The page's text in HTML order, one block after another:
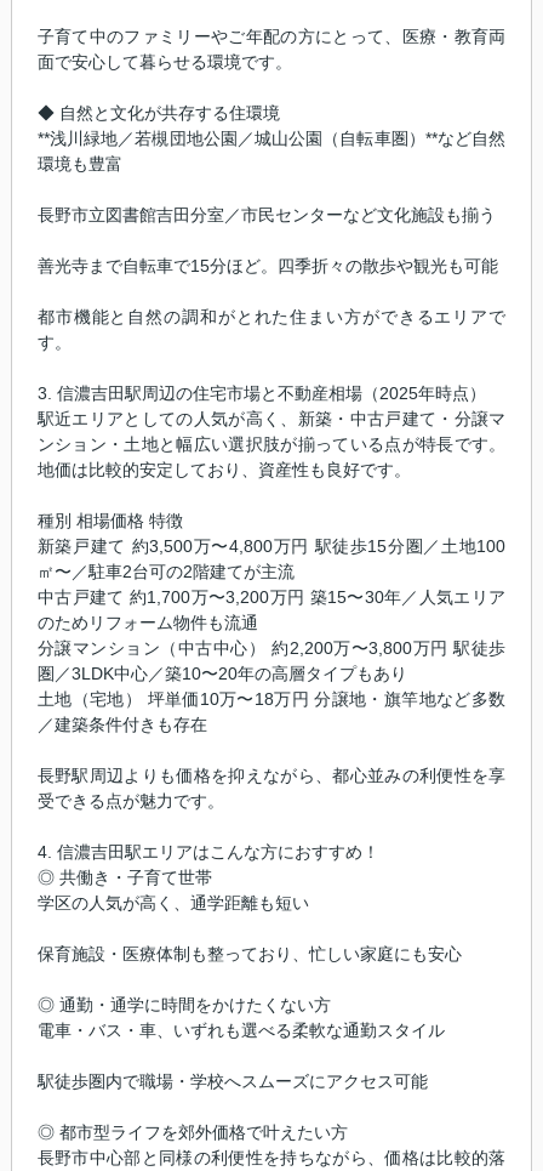
子育て中のファミリーやご年配の方にとって、医療・教育両
面で安心して暮らせる環境です。
◆ 自然と文化が共存する住環境
**浅川緑地／若槻団地公園／城山公園（自転車圏）**など自然
環境も豊富
長野市立図書館吉田分室／市民センターなど文化施設も揃う
善光寺まで自転車で15分ほど。四季折々の散歩や観光も可能
都市機能と自然の調和がとれた住まい方ができるエリアで
す。
3. 信濃吉田駅周辺の住宅市場と不動産相場（2025年時点）
駅近エリアとしての人気が高く、新築・中古戸建て・分譲マ
ンション・土地と幅広い選択肢が揃っている点が特長です。
地価は比較的安定しており、資産性も良好です。
種別 相場価格 特徴
新築戸建て 約3,500万〜4,800万円 駅徒歩15分圏／土地100
㎡〜／駐車2台可の2階建てが主流
中古戸建て 約1,700万〜3,200万円 築15〜30年／人気エリア
のためリフォーム物件も流通
分譲マンション（中古中心） 約2,200万〜3,800万円 駅徒歩
圏／3LDK中心／築10〜20年の高層タイプもあり
土地（宅地） 坪単価10万〜18万円 分譲地・旗竿地など多数
／建築条件付きも存在
長野駅周辺よりも価格を抑えながら、都心並みの利便性を享
受できる点が魅力です。
4. 信濃吉田駅エリアはこんな方におすすめ！
◎ 共働き・子育て世帯
学区の人気が高く、通学距離も短い
保育施設・医療体制も整っており、忙しい家庭にも安心
◎ 通勤・通学に時間をかけたくない方
電車・バス・車、いずれも選べる柔軟な通勤スタイル
駅徒歩圏内で職場・学校へスムーズにアクセス可能
◎ 都市型ライフを郊外価格で叶えたい方
長野市中心部と同様の利便性を持ちながら、価格は比較的落